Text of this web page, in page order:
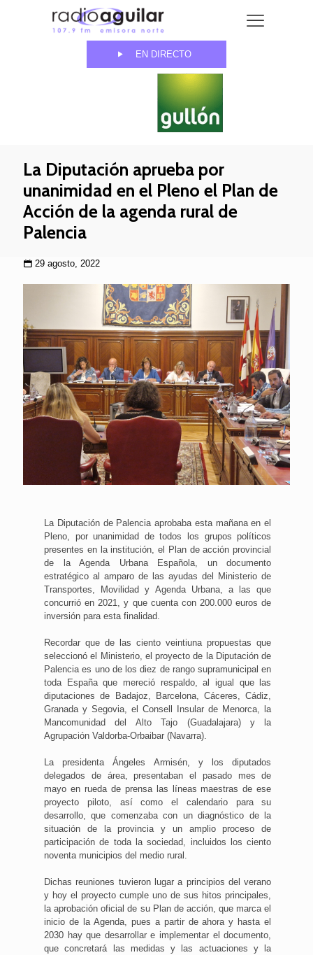
EN DIRECTO
La Diputación aprueba por
unanimidad en el Pleno el Plan de
Acción de la agenda rural de
Palencia
29 agosto, 2022
La Diputación de Palencia aprobaba esta mañana en el
Pleno, por unanimidad de todos los grupos políticos
presentes en la institución, el Plan de acción provincial
de la Agenda Urbana Española, un documento
estratégico al amparo de las ayudas del Ministerio de
Transportes, Movilidad y Agenda Urbana, a las que
concurrió en 2021, y que cuenta con 200.000 euros de
inversión para esta finalidad.
Recordar que de las ciento veintiuna propuestas que
seleccionó el Ministerio, el proyecto de la Diputación de
Palencia es uno de los diez de rango supramunicipal en
toda España que mereció respaldo, al igual que las
diputaciones de Badajoz, Barcelona, Cáceres, Cádiz,
Granada y Segovia, el Consell Insular de Menorca, la
Mancomunidad del Alto Tajo (Guadalajara) y la
Agrupación Valdorba-Orbaibar (Navarra).
La presidenta Ángeles Armisén, y los diputados
delegados de área, presentaban el pasado mes de
mayo en rueda de prensa las líneas maestras de ese
proyecto piloto, así como el calendario para su
desarrollo, que comenzaba con un diagnóstico de la
situación de la provincia y un amplio proceso de
participación de toda la sociedad, incluidos los ciento
noventa municipios del medio rural.
Dichas reuniones tuvieron lugar a principios del verano
y hoy el proyecto cumple uno de sus hitos principales,
la aprobación oficial de su Plan de acción, que marca el
inicio de la Agenda, pues a partir de ahora y hasta el
2030 hay que desarrollar e implementar el documento,
que concretará las medidas y las actuaciones y la